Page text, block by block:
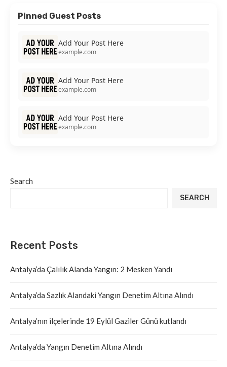
Pinned Guest Posts
Add Your Post Here
example.com
Add Your Post Here
example.com
Add Your Post Here
example.com
Search
SEARCH
Recent Posts
Antalya’da Çalılık Alanda Yangın: 2 Mesken Yandı
Antalya’da Sazlık Alandaki Yangın Denetim Altına Alındı
Antalya’nın ilçelerinde 19 Eylül Gaziler Günü kutlandı
Antalya’da Yangın Denetim Altına Alındı